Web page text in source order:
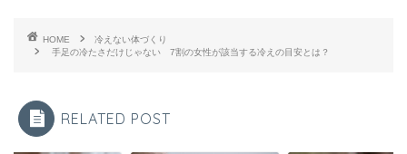
HOME
冷えない体づくり
手足の冷たさだけじゃない 7割の女性が該当する冷えの目安とは？
RELATED POST